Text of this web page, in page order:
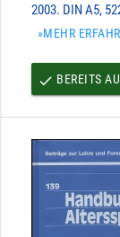
2003. DIN A5,
»MEHR
done BEREITS